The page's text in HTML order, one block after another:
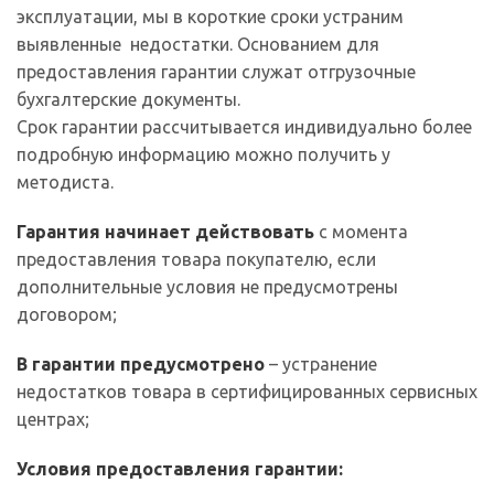
эксплуатации, мы в короткие сроки устраним
выявленные недостатки. Основанием для
предоставления гарантии служат отгрузочные
бухгалтерские документы.
Срок гарантии рассчитывается индивидуально более
подробную информацию можно получить у
методиста.
Гарантия начинает действовать с момента
предоставления товара покупателю, если
дополнительные условия не предусмотрены
договором;
В гарантии предусмотрено – устранение
недостатков товара в сертифицированных сервисных
центрах;
Условия предоставления гарантии: